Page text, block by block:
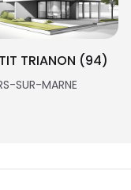
TRIANON (94)
SUR-MARNE